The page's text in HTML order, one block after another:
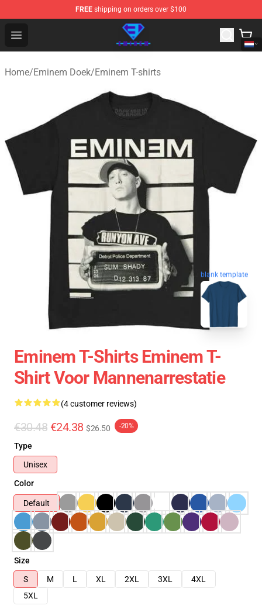
FREE shipping on orders over $100
Open menu
Eminem Store - Official Eminem Merchandise Shop
Home/Eminem Doek/Eminem T-shirts
blank template
Eminem T-Shirts Eminem T-
Shirt Voor Mannenarrestatie
(4 customer reviews)
€30.48 €24.38 $26.50 -20%
Type
Unisex
Color
Default
Size
S
M L XL 2XL 3XL
4XL
5XL